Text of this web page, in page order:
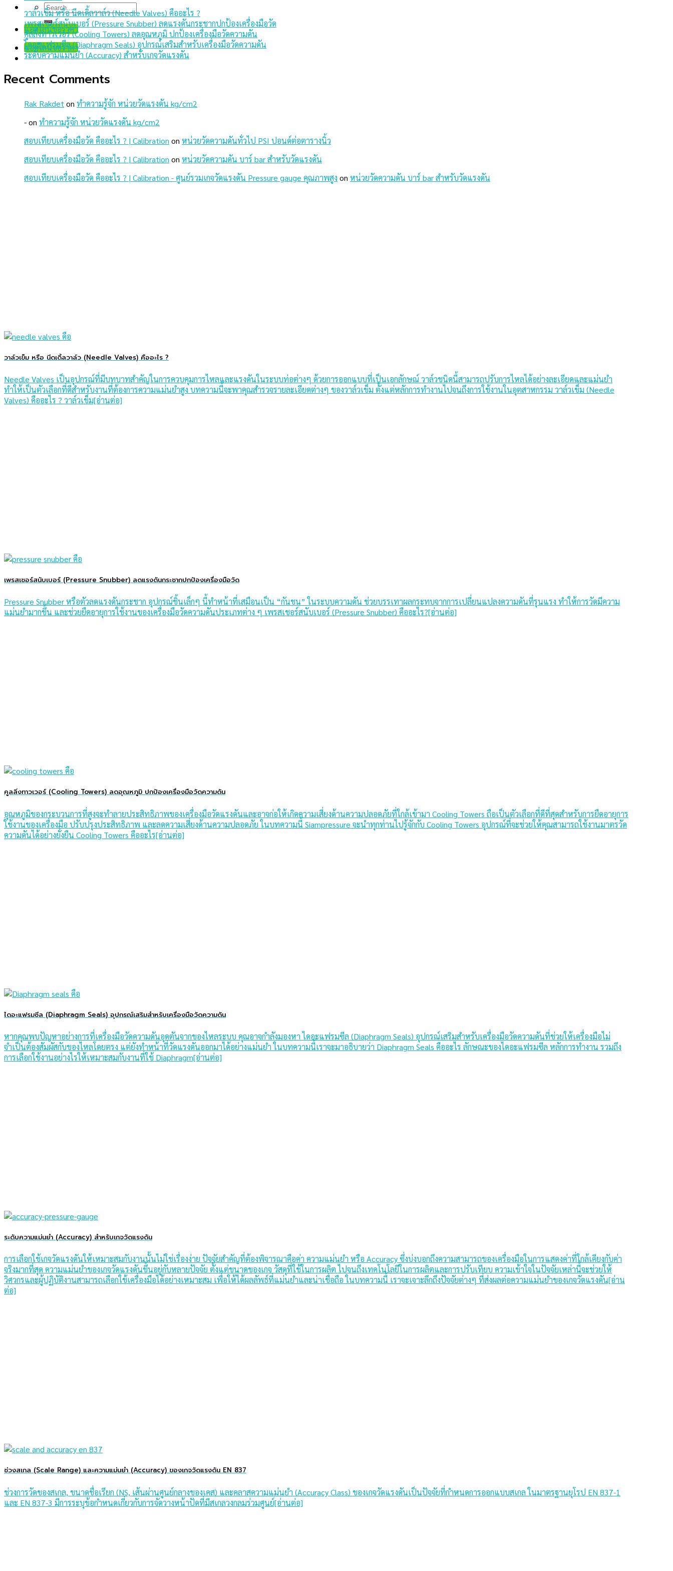
Search
for:
แอดไลน์ขอราคา
แอดไลน์ขอราคา
วาล์วเข็ม หรือ นีดเดิ้ลวาล์ว (Needle Valves) คืออะไร ?
เพรสเชอร์สนับเบอร์ (Pressure Snubber) ลดแรงดันกระชากปกป้องเครื่องมือวัด
คูลลิ่งทาวเวอร์ (Cooling Towers) ลดอุณหภูมิ ปกป้องเครื่องมือวัดความดัน
ไดอะแฟรมซีล (Diaphragm Seals) อุปกรณ์เสริมสำหรับเครื่องมือวัดความดัน
ระดับความแม่นยำ (Accuracy) สำหรับเกจวัดแรงดัน
Recent Comments
Rak Rakdet on ทำความรู้จัก หน่วยวัดแรงดัน kg/cm2
-on ทำความรู้จัก หน่วยวัดแรงดัน kg/cm2
สอบเทียบเครื่องมือวัด คืออะไร ? | Calibration on หน่วยวัดความดันทั่วไป PSI ปอนด์ต่อตารางนิ้ว
สอบเทียบเครื่องมือวัด คืออะไร ? | Calibration on หน่วยวัดความดัน บาร์ bar สำหรับวัดแรงดัน
สอบเทียบเครื่องมือวัด คืออะไร ? | Calibration - ศูนย์รวมเกจวัดแรงดัน Pressure gauge คุณภาพสูง on หน่วยวัดความดัน บาร์ bar สำหรับวัดแรงดัน
วาล์วเข็ม หรือ นีดเดิ้ลวาล์ว (Needle Valves) คืออะไร ?
Needle Valves เป็นอุปกรณ์ที่มีบทบาทสำคัญในการควบคุมการไหลและแรงดันในระบบท่อต่างๆ ด้วยการออกแบบที่เป็นเอกลักษณ์ วาล์วชนิดนี้สามารถปรับการไหลได้อย่างละเอียดและแม่นยำ
ทำให้เป็นตัวเลือกที่ดีสำหรับงานที่ต้องการความแม่นยำสูง บทความนี้จะพาคุณสำรวจรายละเอียดต่างๆ ของวาล์วเข็ม ตั้งแต่หลักการทำงานไปจนถึงการใช้งานในอุตสาหกรรม วาล์วเข็ม (Needle
Valves) คืออะไร ? วาล์วเข็ม[อ่านต่อ]
เพรสเชอร์สนับเบอร์ (Pressure Snubber) ลดแรงดันกระชากปกป้องเครื่องมือวัด
Pressure Snubber หรือตัวลดแรงดันกระชาก อุปกรณ์ชิ้นเล็กๆ นี้ทำหน้าที่เสมือนเป็น “กันชน” ในระบบความดัน ช่วยบรรเทาผลกระทบจากการเปลี่ยนแปลงความดันที่รุนแรง ทำให้การวัดมีความ
แม่นยำมากขึ้น และช่วยยืดอายุการใช้งานของเครื่องมือวัดความดันประเภทต่าง ๆ เพรสเชอร์สนับเบอร์ (Pressure Snubber) คืออะไร?[อ่านต่อ]
คูลลิ่งทาวเวอร์ (Cooling Towers) ลดอุณหภูมิ ปกป้องเครื่องมือวัดความดัน
อุณหภูมิของกระบวนการที่สูงจะทําลายประสิทธิภาพของเครื่องมือวัดแรงดันและอาจก่อให้เกิดความเสี่ยงด้านความปลอดภัยที่ใกล้เข้ามา Cooling Towers ถือเป็นตัวเลือกที่ดีที่สุดสําหรับการยืดอายุการ
ใช้งานของเครื่องมือ ปรับปรุงประสิทธิภาพ และลดความเสี่ยงด้านความปลอดภัย ในบทความนี้ Siampressure จะนำทุกท่านไปรู้จักกับ Cooling Towers อุปกรณ์ที่จะช่วยให้คุณสามารถใช้งานมาตรวัด
ความดันได้อย่างยั่งยืน Cooling Towers คืออะไร[อ่านต่อ]
ไดอะแฟรมซีล (Diaphragm Seals) อุปกรณ์เสริมสำหรับเครื่องมือวัดความดัน
หากคุณพบปัญหาอย่างการที่เครื่องมือวัดความดันอุดตันจากของไหลระบบ คุณอาจกำลังมองหา ไดอะแฟรมซีล (Diaphragm Seals) อุปกรณ์เสริมสำหรับเครื่องมือวัดความดันที่ช่วยให้เครื่องมือไม่
จำเป็นต้องสัมผัสกับของไหลโดยตรง แต่ยังทำหน้าที่วัดแรงดันออกมาได้อย่างแม่นยำ ในบทความนี้เราจะมาอธิบายว่า Diaphragm Seals คืออะไร ลักษณะของไดอะแฟรมซีล หลักการทำงาน รวมถึง
การเลือกใช้งานอย่างไรให้เหมาะสมกับงานที่ใช้ Diaphragm[อ่านต่อ]
ระดับความแม่นยำ (Accuracy) สำหรับเกจวัดแรงดัน
การเลือกใช้เกจวัดแรงดันให้เหมาะสมกับงานนั้นไม่ใช่เรื่องง่าย ปัจจัยสำคัญที่ต้องพิจารณาคือค่า ความแม่นยำ หรือ Accuracy ซึ่งบ่งบอกถึงความสามารถของเครื่องมือในการแสดงค่าที่ใกล้เคียงกับค่า
จริงมากที่สุด ความแม่นยำของเกจวัดแรงดันขึ้นอยู่กับหลายปัจจัย ตั้งแต่ขนาดของเกจ วัสดุที่ใช้ในการผลิต ไปจนถึงเทคโนโลยีในการผลิตและการปรับเทียบ ความเข้าใจในปัจจัยเหล่านี้จะช่วยให้
วิศวกรและผู้ปฏิบัติงานสามารถเลือกใช้เครื่องมือได้อย่างเหมาะสม เพื่อให้ได้ผลลัพธ์ที่แม่นยำและน่าเชื่อถือ ในบทความนี้ เราจะเจาะลึกถึงปัจจัยต่างๆ ที่ส่งผลต่อความแม่นยำของเกจวัดแรงดัน[อ่าน
ต่อ]
ช่วงสเกล (Scale Range) และความแม่นยำ (Accuracy) ของเกจวัดแรงดัน EN 837
ช่วงการวัดของสเกล, ขนาดชื่อเรียก (NS, เส้นผ่านศูนย์กลางของเคส) และคลาสความแม่นยำ (Accuracy Class) ของเกจวัดแรงดันเป็นปัจจัยที่กำหนดการออกแบบสเกล ในมาตรฐานยุโรป EN 837-1
และ EN 837-3 มีการระบุข้อกำหนดเกี่ยวกับการจัดวางหน้าปัดที่มีสเกลวงกลมร่วมศูนย์[อ่านต่อ]